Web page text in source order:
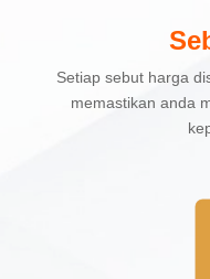
Setiap sebut harga
memastikan anda